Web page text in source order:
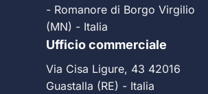
- Romanore di Borgo Virgilio
(MN) - Italia
Ufficio commerciale
Via Cisa Ligure, 43 42016
Guastalla (RE) - Italia